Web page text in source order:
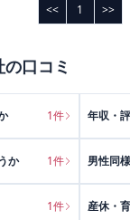
<< 1 >>
の口コミ
1件 年収・
か 1件 男性同
1件 産休・